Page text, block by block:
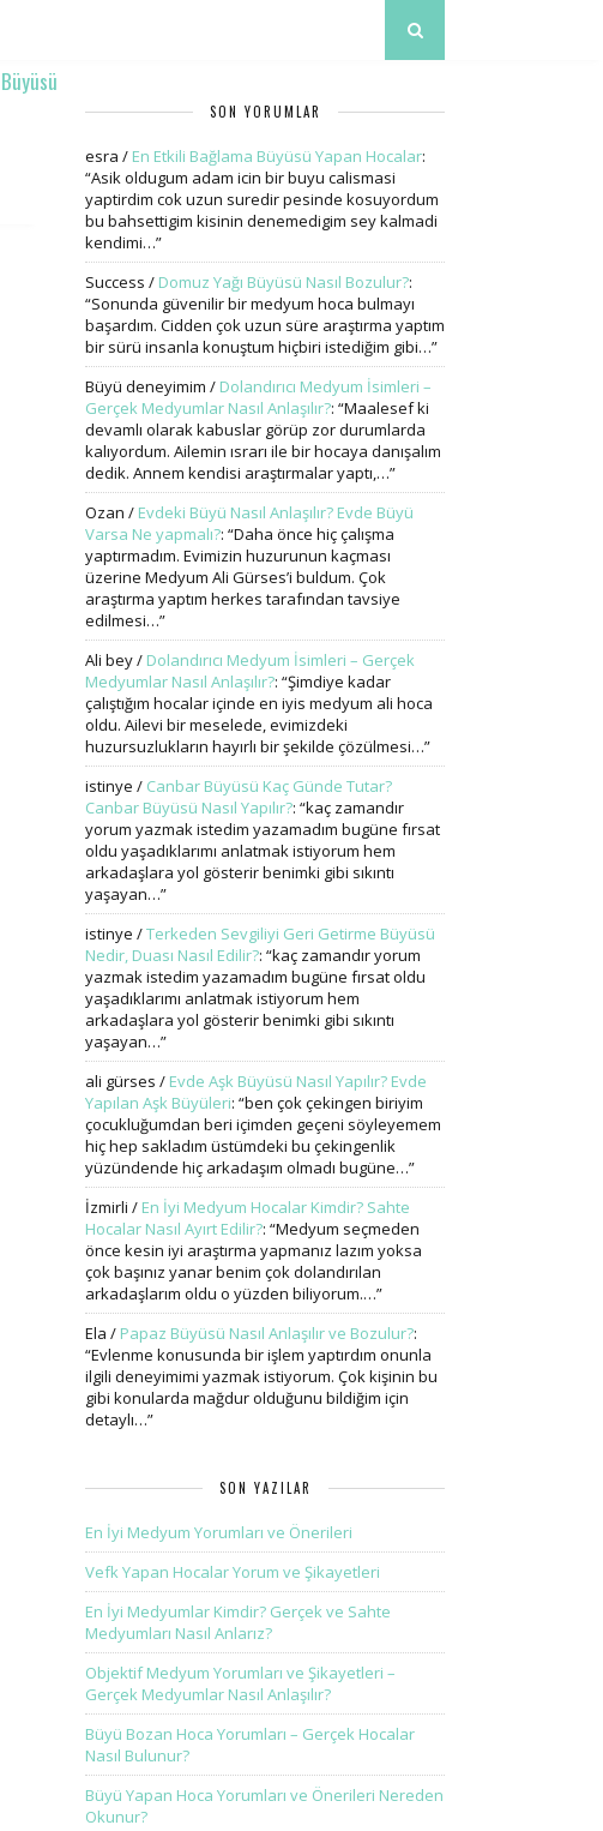
SON YORUMLAR
esra / En Etkili Bağlama Büyüsü Yapan Hocalar:
“Asik oldugum adam icin bir buyu calismasi
yaptirdim cok uzun suredir pesinde kosuyordum
bu bahsettigim kisinin denemedigim sey kalmadi
kendimi…”
Success / Domuz Yağı Büyüsü Nasıl Bozulur?:
“Sonunda güvenilir bir medyum hoca bulmayı
başardım. Cidden çok uzun süre araştırma yaptım
bir sürü insanla konuştum hiçbiri istediğim gibi…”
Büyü deneyimim / Dolandırıcı Medyum İsimleri –
Gerçek Medyumlar Nasıl Anlaşılır?: “Maalesef ki
devamlı olarak kabuslar görüp zor durumlarda
kalıyordum. Ailemin ısrarı ile bir hocaya danışalım
dedik. Annem kendisi araştırmalar yaptı,…”
Ozan / Evdeki Büyü Nasıl Anlaşılır? Evde Büyü
Varsa Ne yapmalı?: “Daha önce hiç çalışma
yaptırmadım. Evimizin huzurunun kaçması
üzerine Medyum Ali Gürses’i buldum. Çok
araştırma yaptım herkes tarafından tavsiye
edilmesi…”
Ali bey/ Dolandırıcı Medyum İsimleri – Gerçek
Medyumlar Nasıl Anlaşılır?: “Şimdiye kadar
çalıştığım hocalar içinde en iyis medyum ali hoca
oldu. Ailevi bir meselede, evimizdeki
huzursuzlukların hayırlı bir şekilde çözülmesi…”
istinye / Canbar Büyüsü Kaç Günde Tutar?
Canbar Büyüsü Nasıl Yapılır?: “kaç zamandır
yorum yazmak istedim yazamadım bugüne fırsat
oldu yaşadıklarımı anlatmak istiyorum hem
arkadaşlara yol gösterir benimki gibi sıkıntı
yaşayan…”
istinye /Terkeden Sevgiliyi Geri Getirme Büyüsü
Nedir, Duası Nasıl Edilir?: “kaç zamandır yorum
yazmak istedim yazamadım bugüne fırsat oldu
yaşadıklarımı anlatmak istiyorum hem
arkadaşlara yol gösterir benimki gibi sıkıntı
yaşayan…”
ali gürses / Evde Aşk Büyüsü Nasıl Yapılır? Evde
Yapılan Aşk Büyüleri: “ben çok çekingen biriyim
çocukluğumdan beri içimden geçeni söyleyemem
hiç hep sakladım üstümdeki bu çekingenlik
yüzündende hiç arkadaşım olmadı bugüne…”
İzmirli / En İyi Medyum Hocalar Kimdir? Sahte
Hocalar Nasıl Ayırt Edilir?: “Medyum seçmeden
önce kesin iyi araştırma yapmanız lazım yoksa
çok başınız yanar benim çok dolandırılan
arkadaşlarım oldu o yüzden biliyorum.…”
Ela / Papaz Büyüsü Nasıl Anlaşılır ve Bozulur?:
“Evlenme konusunda bir işlem yaptırdım onunla
ilgili deneyimimi yazmak istiyorum. Çok kişinin bu
gibi konularda mağdur olduğunu bildiğim için
detaylı…”
SON YAZILAR
En İyi Medyum Yorumları ve Önerileri
Vefk Yapan Hocalar Yorum ve Şikayetleri
En İyi Medyumlar Kimdir? Gerçek ve Sahte
Medyumları Nasıl Anlarız?
Objektif Medyum Yorumları ve Şikayetleri –
Gerçek Medyumlar Nasıl Anlaşılır?
Büyü Bozan Hoca Yorumları – Gerçek Hocalar
Nasıl Bulunur?
Büyü Yapan Hoca Yorumları ve Önerileri Nereden
Okunur?